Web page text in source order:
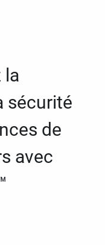
la
sécurité
de
avec